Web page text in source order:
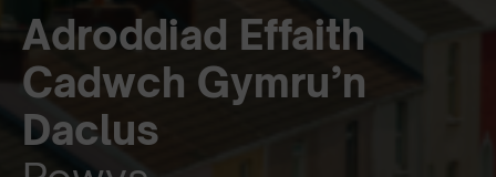
Adroddiad Effaith
Cadwch Gymru’n
Daclus